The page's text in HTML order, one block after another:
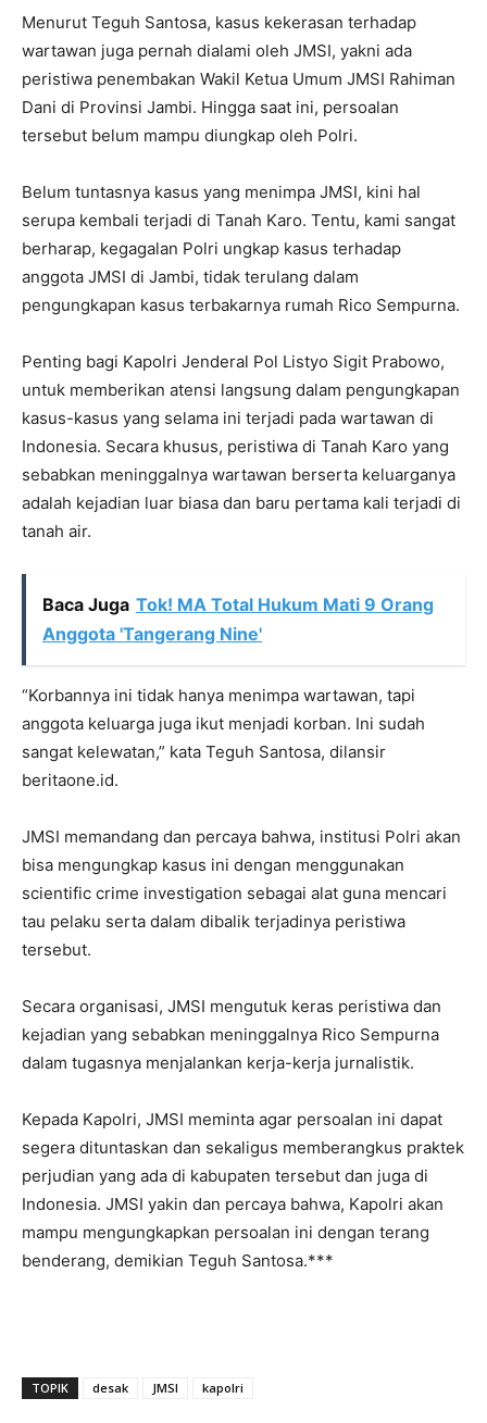
Menurut Teguh Santosa, kasus kekerasan terhadap
wartawan juga pernah dialami oleh JMSI, yakni ada
peristiwa penembakan Wakil Ketua Umum JMSI Rahiman
Dani di Provinsi Jambi. Hingga saat ini, persoalan
tersebut belum mampu diungkap oleh Polri.
Belum tuntasnya kasus yang menimpa JMSI, kini hal
serupa kembali terjadi di Tanah Karo. Tentu, kami sangat
berharap, kegagalan Polri ungkap kasus terhadap
anggota JMSI di Jambi, tidak terulang dalam
pengungkapan kasus terbakarnya rumah Rico Sempurna.
Penting bagi Kapolri Jenderal Pol Listyo Sigit Prabowo,
untuk memberikan atensi langsung dalam pengungkapan
kasus-kasus yang selama ini terjadi pada wartawan di
Indonesia. Secara khusus, peristiwa di Tanah Karo yang
sebabkan meninggalnya wartawan berserta keluarganya
adalah kejadian luar biasa dan baru pertama kali terjadi di
tanah air.
Baca Juga Tok! MA Total Hukum Mati 9 Orang
Anggota 'Tangerang Nine'
“Korbannya ini tidak hanya menimpa wartawan, tapi
anggota keluarga juga ikut menjadi korban. Ini sudah
sangat kelewatan,” kata Teguh Santosa, dilansir
beritaone.id.
JMSI memandang dan percaya bahwa, institusi Polri akan
bisa mengungkap kasus ini dengan menggunakan
scientific crime investigation sebagai alat guna mencari
tau pelaku serta dalam dibalik terjadinya peristiwa
tersebut.
Secara organisasi, JMSI mengutuk keras peristiwa dan
kejadian yang sebabkan meninggalnya Rico Sempurna
dalam tugasnya menjalankan kerja-kerja jurnalistik.
Kepada Kapolri, JMSI meminta agar persoalan ini dapat
segera dituntaskan dan sekaligus memberangkus praktek
perjudian yang ada di kabupaten tersebut dan juga di
Indonesia. JMSI yakin dan percaya bahwa, Kapolri akan
mampu mengungkapkan persoalan ini dengan terang
benderang, demikian Teguh Santosa.***
TOPIK desak JMSI kapolri